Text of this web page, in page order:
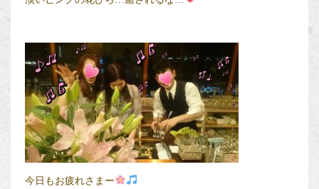
今日もお疲れさまー